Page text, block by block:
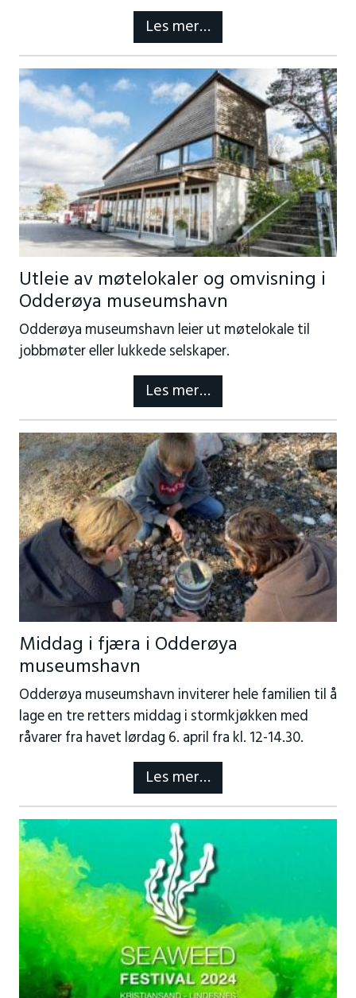
Les mer…
Utleie av møtelokaler og omvisning i
Odderøya museumshavn
Odderøya museumshavn leier ut møtelokale til
jobbmøter eller lukkede selskaper.
Les mer…
Middag i fjæra i Odderøya
museumshavn
Odderøya museumshavn inviterer hele familien til å
lage en tre retters middag i stormkjøkken med
råvarer fra havet lørdag 6. april fra kl. 12-14.30.
Les mer…